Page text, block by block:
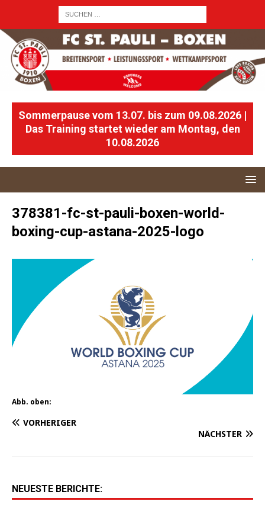
Sommerpause vom 13.07. bis zum 09.08.2026 |
Das Training startet wieder am Montag, den
10.08.2026
378381-fc-st-pauli-boxen-world-
boxing-cup-astana-2025-logo
Abb. oben:
VORHERIGER
NÄCHSTER
NEUESTE BERICHTE: